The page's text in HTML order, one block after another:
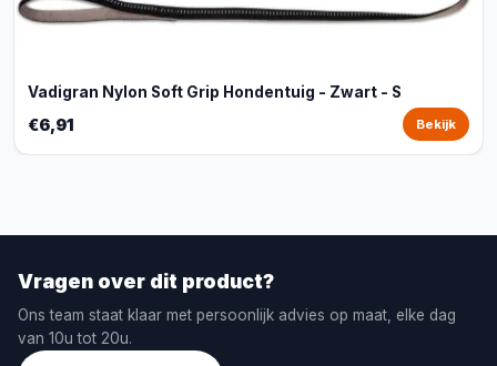
Vadigran Nylon Soft Grip Hondentuig - Zwart - S
€6,91 Bekijk
Vragen over dit product?
Ons team staat klaar met persoonlijk advies op maat, elke dag
van 10u tot 20u.